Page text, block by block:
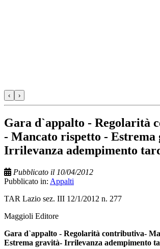
‹ ›
Gara d`appalto - Regolarità
- Mancato rispetto - Estrema
Irrilevanza adempimento
Pubblicato il 10/04/2012
Pubblicato in: Appalti
TAR Lazio sez. III 12/1/2012 n. 277
Maggioli Editore
Gara d`appalto - Regolarità contributiva-
Estrema gravità- Irrilevanza adempimento